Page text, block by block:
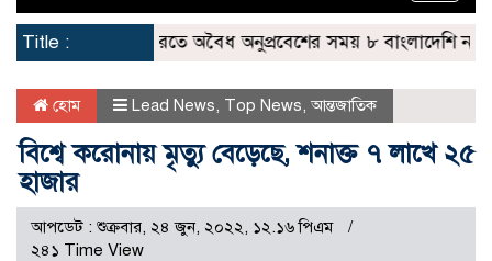
Title :দিয়ে ভারতে অবৈধ অনুপ্রবেশের সময় ৮ বাংলাদেশি নারী
হোম Lead News Top News আন্তজাতিক
বিশ্বে করোনায় মৃত্যু বেড়েছে, শনাক্ত ৭ লাখে ২৫
হাজার
আপডেট : শুক্রবার, ২৪ জুন, ২০২২, ১২.১৬ পিএম
২৪১ Time View